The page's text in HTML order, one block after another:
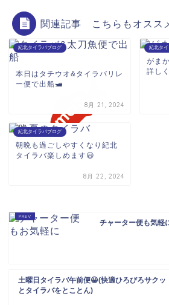
関連記事 こちらもオスス
紀北タイラバブログ
本日はタチウオ&タイラバリレ
ー便で出船🛥️
8月 21, 2024
紀北タ
がま
詳し
紀北タイラバブログ
朝晩も過ごしやすくなり紀北
タイラバ楽しめます😃
8月 22, 2024
チャーター便も気軽
土曜日タイラバ午前便😀(快適ひろびろサクッ
とタイラバをとことん)